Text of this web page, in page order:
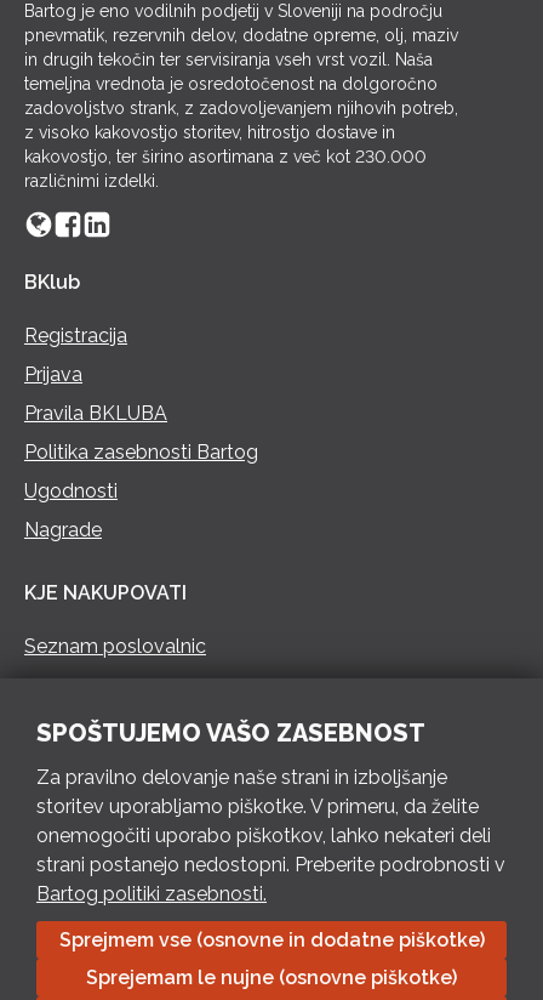
Bartog je eno vodilnih podjetij v Sloveniji na področju
pnevmatik, rezervnih delov, dodatne opreme, olj, maziv
in drugih tekočin ter servisiranja vseh vrst vozil. Naša
temeljna vrednota je osredotočenost na dolgoročno
zadovoljstvo strank, z zadovoljevanjem njihovih potreb,
z visoko kakovostjo storitev, hitrostjo dostave in
kakovostjo, ter širino asortimana z več kot 230.000
različnimi izdelki.
BKlub
Registracija
Prijava
Pravila BKLUBA
Politika zasebnosti Bartog
Ugodnosti
Nagrade
KJE NAKUPOVATI
Seznam poslovalnic
PON – PET 8 – 18 h / SOB 8 – 12 h
Pošlji e-mail
Izpolni kontaktni obrazec
Bartog d.o.o. Trebnje | ID: SI79128718 | IBAN: SI56 1010 0003
8174 248, Banka Intesa Sanpaolo d.d.| Predsednik Uprave:
SPOŠTUJEMO VAŠO ZASEBNOST
Za pravilno delovanje naše strani in izboljšanje
storitev uporabljamo piškotke. V primeru, da želite
onemogočiti uporabo piškotkov, lahko nekateri deli
strani postanejo nedostopni. Preberite podrobnosti v
Bartog politiki zasebnosti.
Sprejmem vse (osnovne in dodatne piškotke)
Sprejemam le nujne (osnovne piškotke)